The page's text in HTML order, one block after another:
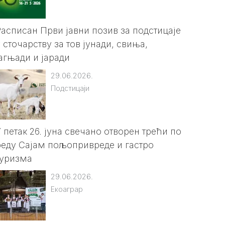
Први јавни позив за подстицаје
сточарству за тов јунади, свиња,
и јаради
29.06.2026.
Подстицаји
петак 26. јуна свечано отворен трећи по
Сајам пољопривреде и гастро
29.06.2026.
Екоаграр